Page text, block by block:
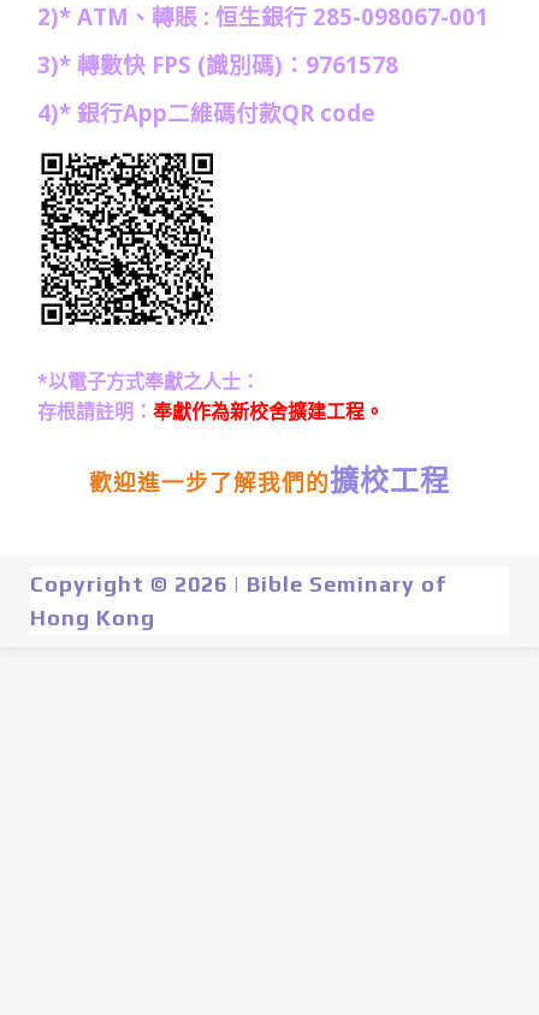
2)* ATM、轉賬 : 恒生銀行 285-098067-001
3)* 轉數快 FPS (識別碼)：9761578
4)* 銀行App二維碼付款QR code
*以電子方式奉獻之人士：
存根請註明： 奉獻作為新校舍擴建工程。
歡迎進一步了解我們的擴校工程
Copyright © 2026 | Bible Seminary of
Hong Kong